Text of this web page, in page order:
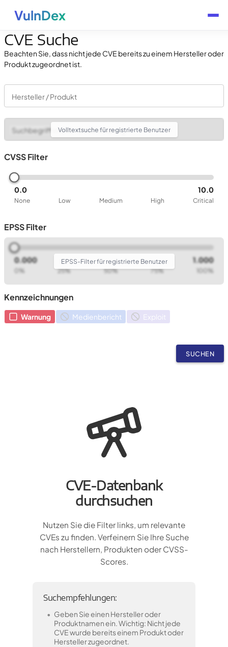
VulnDex
CVE Suche
Beachten Sie, dass nicht jede CVE bereits zu einem Hersteller oder
Produkt zugeordnet ist.
Hersteller / Produkt
Suchbegriff in CVE-Beschreibung
Volltextsuche für registrierte Benutzer
CVSS Filter
0.0 10.0
None Low Medium High Critical
EPSS Filter
0.000 1.000
0% 25% 50% 75% 100%
EPSS-Filter für registrierte Benutzer
Kennzeichnungen
Warnung Medienbericht Exploit
SUCHEN
CVE-Datenbank
durchsuchen
Nutzen Sie die Filter links, um relevante
CVEs zu finden. Verfeinern Sie Ihre Suche
nach Herstellern, Produkten oder CVSS-
Scores.
Suchempfehlungen:
Geben Sie einen Hersteller oder
Produktnamen ein. Wichtig: Nicht jede
CVE wurde bereits einem Produkt oder
Hersteller zugeordnet.